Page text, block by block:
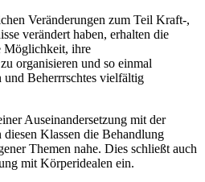
Veränderungen zum Teil Kraft-,
verändert haben, erhalten die
Möglichkeit, ihre
organisieren und so einmal
und Beherrrschtes vielfältig
Auseinandersetzung mit der
Klassen die Behandlung
Themen nahe. Dies schließt auch
mit Körperidealen ein.